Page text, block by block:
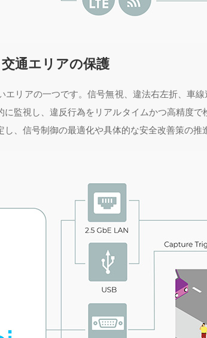
通エリアの保護
リアの一つです。信号無視、違法右左折、車
監視し、違反行為をリアルタイムかつ高精度
、信号制御の最適化や具体的な安全改善策の推